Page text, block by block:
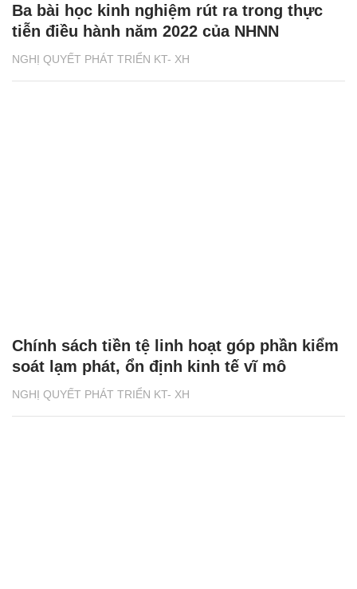
NGHỊ QUYẾT PHÁT TRIỂN KT- XH
Ba bài học kinh nghiệm rút ra trong thực
tiễn điều hành năm 2022 của NHNN
NGHỊ QUYẾT PHÁT TRIỂN KT- XH
Chính sách tiền tệ linh hoạt góp phần kiểm
soát lạm phát, ổn định kinh tế vĩ mô